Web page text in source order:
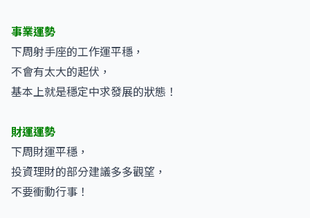
事業運勢
下周射手座的工作運平穩，
不會有太大的起伏，
基本上就是穩定中求發展的狀態！
財運運勢
下周財運平穩，
投資理財的部分建議多多觀望，
不要衝動行事！